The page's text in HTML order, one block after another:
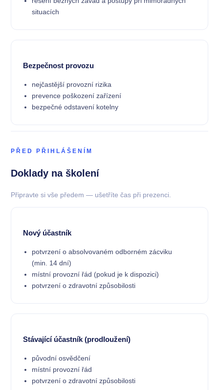
situacích
Bezpečnost provozu
nejčastější provozní rizika
prevence poškození zařízení
bezpečné odstavení kotelny
PŘED PŘIHLÁŠENÍM
Doklady na školení
Připravte si vše předem — ušetříte čas při prezenci.
Nový účastník
potvrzení o absolvovaném odborném zácviku
(min. 14 dní)
místní provozní řád (pokud je k dispozici)
potvrzení o zdravotní způsobilosti
Stávající účastník (prodloužení)
původní osvědčení
místní provozní řád
potvrzení o zdravotní způsobilosti